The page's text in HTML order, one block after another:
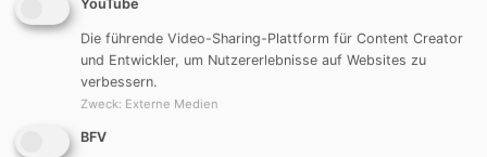
Henrik Schneider 3, Alexander Schlierf 2,
Damian Graf 2, Eigentor
6. Spieltag
YouTube
Die führende Video-Sharing-Plattform für Content Creator
und Entwickler, um Nutzererlebnisse auf Websites zu
verbessern.
Zweck: Externe Medien
BFV